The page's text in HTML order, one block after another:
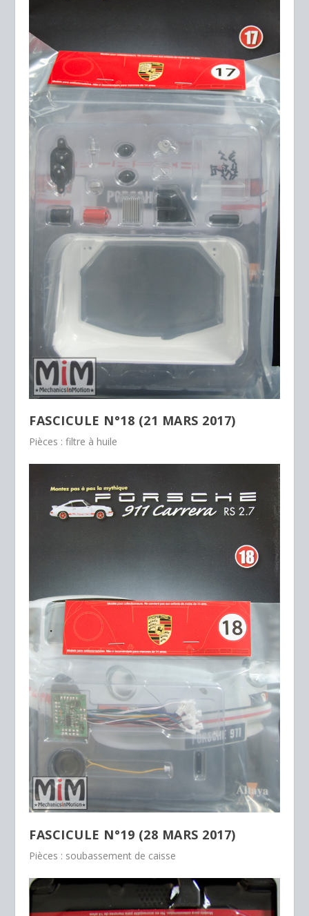
FASCICULE N°18 (21 MARS 2017)
Pièces : filtre à huile
FASCICULE N°19 (28 MARS 2017)
Pièces : soubassement de caisse